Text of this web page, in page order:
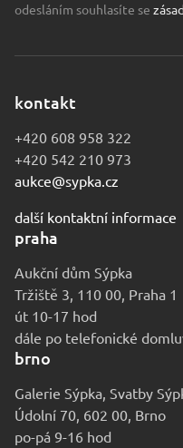
odesláním souhlasíte se
kontakt
+420 608 958 322
+420 542 210 973
aukce@sypka.cz
další kontaktní informace
praha
Aukční dům Sýpka
Tržiště 3, 110 00, Praha 1
út 10-17 hod
dále po telefonické
brno
Galerie Sýpka, Svatby
Údolní 70, 602 00, Brno
po-pá 9-16 hod